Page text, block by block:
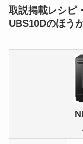
取説掲載レシピ
UBS10Dのほう